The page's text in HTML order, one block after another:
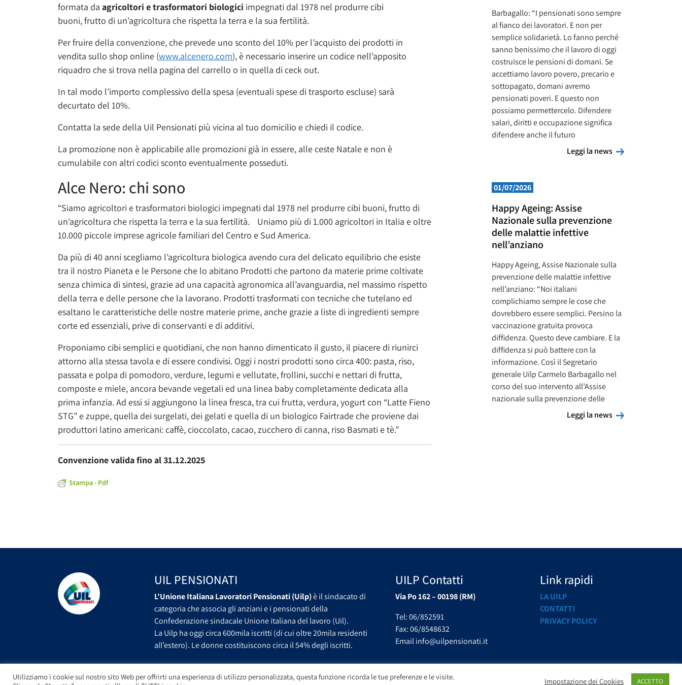
formata da agricoltori e trasformatori biologici impegnati dal 1978 nel produrre cibi
buoni, frutto di un’agricoltura che rispetta la terra e la sua fertilità.
Per fruire della convenzione, che prevede uno sconto del 10% per l’acquisto dei prodotti in
vendita sullo shop online (www.alcenero.com), è necessario inserire un codice nell’apposito
riquadro che si trova nella pagina del carrello o in quella di ceck out.
In tal modo l’importo complessivo della spesa (eventuali spese di trasporto escluse) sarà
decurtato del 10%.
Contatta la sede della Uil Pensionati più vicina al tuo domicilio e chiedi il codice.
La promozione non è applicabile alle promozioni già in essere, alle ceste Natale e non è
cumulabile con altri codici sconto eventualmente posseduti.
Alce Nero: chi sono
“Siamo agricoltori e trasformatori biologici impegnati dal 1978 nel produrre cibi buoni, frutto di
un’agricoltura che rispetta la terra e la sua fertilità. Uniamo più di 1.000 agricoltori in Italia e oltre
10.000 piccole imprese agricole familiari del Centro e Sud America.
Da più di 40 anni scegliamo l’agricoltura biologica avendo cura del delicato equilibrio che esiste
tra il nostro Pianeta e le Persone che lo abitano Prodotti che partono da materie prime coltivate
senza chimica di sintesi, grazie ad una capacità agronomica all’avanguardia, nel massimo rispetto
della terra e delle persone che la lavorano. Prodotti trasformati con tecniche che tutelano ed
esaltano le caratteristiche delle nostre materie prime, anche grazie a liste di ingredienti sempre
corte ed essenziali, prive di conservanti e di additivi.
Proponiamo cibi semplici e quotidiani, che non hanno dimenticato il gusto, il piacere di riunirci
attorno alla stessa tavola e di essere condivisi. Oggi i nostri prodotti sono circa 400: pasta, riso,
passata e polpa di pomodoro, verdure, legumi e vellutate, frollini, succhi e nettari di frutta,
composte e miele, ancora bevande vegetali ed una linea baby completamente dedicata alla
prima infanzia. Ad essi si aggiungono la linea fresca, tra cui frutta, verdura, yogurt con “Latte Fieno
STG” e zuppe, quella dei surgelati, dei gelati e quella di un biologico Fairtrade che proviene dai
produttori latino americani: caffè, cioccolato, cacao, zucchero di canna, riso Basmati e tè.”
Convenzionevalida fino al 31.12.2025
Stampa - Pdf
Barbagallo: “I pensionati sono sempre
al fianco dei lavoratori. E non per
semplice solidarietà. Lo fanno perché
sanno benissimo che il lavoro di oggi
costruisce le pensioni di domani. Se
accettiamo lavoro povero, precario e
sottopagato, domani avremo
pensionati poveri. E questo non
possiamo permettercelo. Difendere
salari, diritti e occupazione significa
difendere anche il futuro
Leggi la news
Leggi la news
01/07/2026
Happy Ageing: Assise
Nazionale sulla prevenzione
delle malattie infettive
nell’anziano
Happy Ageing, Assise Nazionale sulla
prevenzione delle malattie infettive
nell’anziano: “Noi italiani
complichiamo sempre le cose che
dovrebbero essere semplici. Persino la
vaccinazione gratuita provoca
diffidenza. Questo deve cambiare. E la
diffidenza si può battere con la
informazione. Così il Segretario
generale Uilp Carmelo Barbagallo nel
corso del suo intervento all’Assise
nazionale sulla prevenzione delle
Leggi la news
Leggi la news
UIL PENSIONATI
L’Unione Italiana Lavoratori Pensionati (Uilp)è il sindacato di
categoria che associa gli anziani e i pensionati della
Confederazione sindacale Unione italiana del lavoro (Uil).
La Uilp ha oggi circa 600mila iscritti (di cui oltre 20mila residenti
all’estero). Le donne costituiscono circa il 54% degli iscritti.
UILP Contatti
Via Po 162 – 00198 (RM)
Tel: 06/852591
Fax: 06/8548632
Email info@uilpensionati.it
Link rapidi
LA UILP
CONTATTI
PRIVACY POLICY
Utilizziamo i cookie sul nostro sito Web per offrirti una esperienza di utilizzo personalizzata, questa funzione ricorda le tue preferenze e le visite.
Impostazione dei Cookies ACCETTO